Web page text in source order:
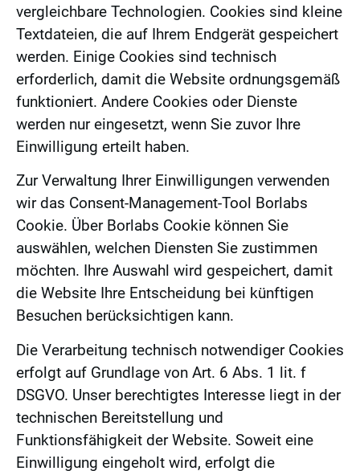
vergleichbare Technologien. Cookies sind kleine
Textdateien, die auf Ihrem Endgerät gespeichert
werden. Einige Cookies sind technisch
erforderlich, damit die Website ordnungsgemäß
funktioniert. Andere Cookies oder Dienste
werden nur eingesetzt, wenn Sie zuvor Ihre
Einwilligung erteilt haben.
Zur Verwaltung Ihrer Einwilligungen verwenden
wir das Consent-Management-Tool Borlabs
Cookie. Über Borlabs Cookie können Sie
auswählen, welchen Diensten Sie zustimmen
möchten. Ihre Auswahl wird gespeichert, damit
die Website Ihre Entscheidung bei künftigen
Besuchen berücksichtigen kann.
Die Verarbeitung technisch notwendiger Cookies
erfolgt auf Grundlage von Art. 6 Abs. 1 lit. f
DSGVO. Unser berechtigtes Interesse liegt in der
technischen Bereitstellung und
Funktionsfähigkeit der Website. Soweit eine
Einwilligung eingeholt wird, erfolgt die